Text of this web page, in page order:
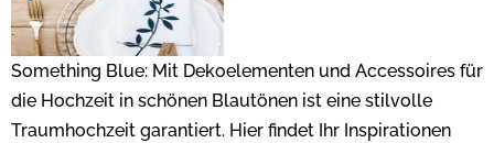
Something Blue: Mit Dekoelementen und Accessoires für
die Hochzeit in schönen Blautönen ist eine stilvolle
Traumhochzeit garantiert. Hier findet Ihr Inspirationen